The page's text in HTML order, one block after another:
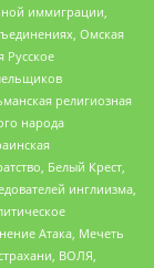
иммиграции,
Омская
Русское
религиозная
народа
Белый Крест,
инглиизма,
Атака, Мечеть
ВОЛЯ,